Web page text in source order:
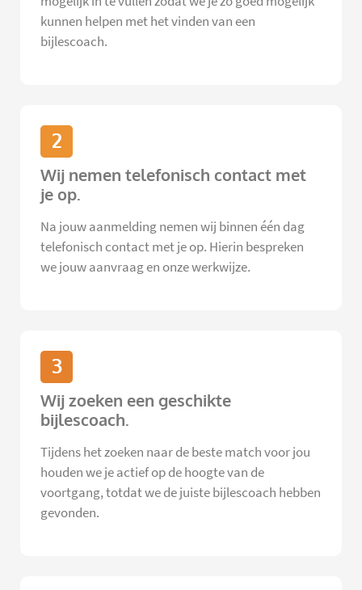
kunnen helpen met het vinden van een
bijlescoach.
2
Wij nemen telefonisch contact met
je op.
Na jouw aanmelding nemen wij binnen één dag
telefonisch contact met je op. Hierin bespreken
we jouw aanvraag en onze werkwijze.
3
Wij zoeken een geschikte
bijlescoach.
Tijdens het zoeken naar de beste match voor jou
houden we je actief op de hoogte van de
voortgang, totdat we de juiste bijlescoach hebben
gevonden.